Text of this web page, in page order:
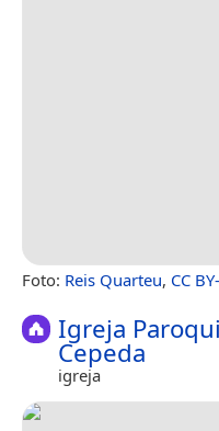
Foto: Reis Quarteu, CC
Igreja
Cepeda
igreja